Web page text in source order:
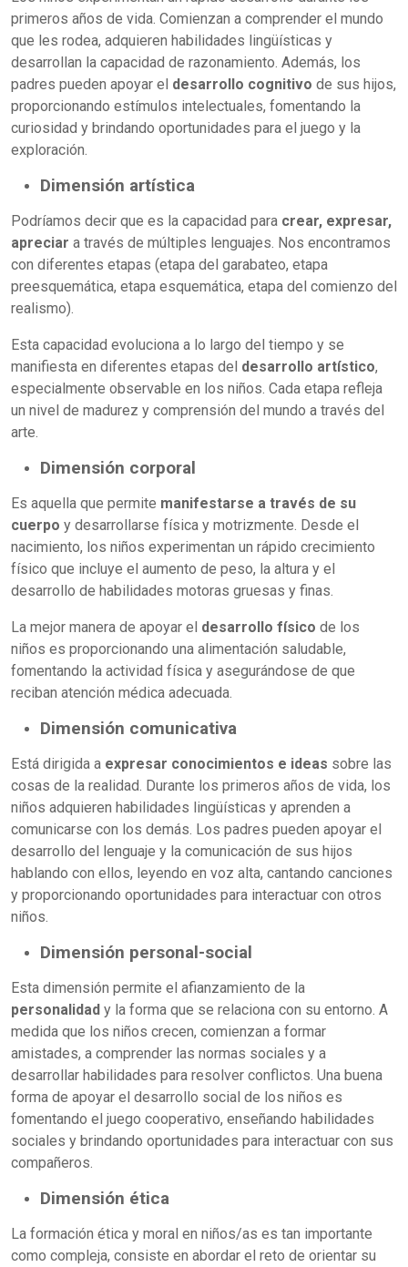
primeros años de vida. Comienzan a comprender el mundo
que les rodea, adquieren habilidades lingüísticas y
desarrollan la capacidad de razonamiento. Además, los
padres pueden apoyar el desarrollo cognitivo de sus hijos,
proporcionando estímulos intelectuales, fomentando la
curiosidad y brindando oportunidades para el juego y la
exploración.
Dimensión artística
Podríamos decir que es la capacidad para crear, expresar,
apreciar a través de múltiples lenguajes. Nos encontramos
con diferentes etapas (etapa del garabateo, etapa
preesquemática, etapa esquemática, etapa del comienzo del
realismo).
Esta capacidad evoluciona a lo largo del tiempo y se
manifiesta en diferentes etapas del desarrollo artístico,
especialmente observable en los niños. Cada etapa refleja
un nivel de madurez y comprensión del mundo a través del
arte.
Dimensión corporal
Es aquella que permite manifestarse a través de su
cuerpo y desarrollarse física y motrizmente. Desde el
nacimiento, los niños experimentan un rápido crecimiento
físico que incluye el aumento de peso, la altura y el
desarrollo de habilidades motoras gruesas y finas.
La mejor manera de apoyar el desarrollo físico de los
niños es proporcionando una alimentación saludable,
fomentando la actividad física y asegurándose de que
reciban atención médica adecuada.
Dimensión comunicativa
Está dirigida a expresar conocimientos e ideas sobre las
cosas de la realidad. Durante los primeros años de vida, los
niños adquieren habilidades lingüísticas y aprenden a
comunicarse con los demás. Los padres pueden apoyar el
desarrollo del lenguaje y la comunicación de sus hijos
hablando con ellos, leyendo en voz alta, cantando canciones
y proporcionando oportunidades para interactuar con otros
niños.
Dimensión personal-social
Esta dimensión permite el afianzamiento de la
personalidad y la forma que se relaciona con su entorno. A
medida que los niños crecen, comienzan a formar
amistades, a comprender las normas sociales y a
desarrollar habilidades para resolver conflictos. Una buena
forma de apoyar el desarrollo social de los niños es
fomentando el juego cooperativo, enseñando habilidades
sociales y brindando oportunidades para interactuar con sus
compañeros.
Dimensión ética
La formación ética y moral en niños/as es tan importante
como compleja, consiste en abordar el reto de orientar su